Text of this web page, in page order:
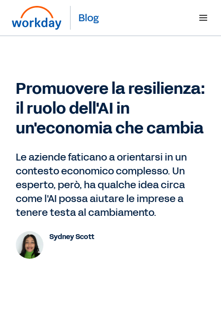
Blog
Promuovere la resilienza:
il ruolo dell'AI in
un'economia che cambia
Le aziende faticano a orientarsi in un
contesto economico complesso. Un
esperto, però, ha qualche idea circa
come l'AI possa aiutare le imprese a
tenere testa al cambiamento.
Sydney Scott